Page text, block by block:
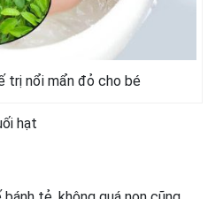
trị nổi mẩn đỏ cho bé
hạt